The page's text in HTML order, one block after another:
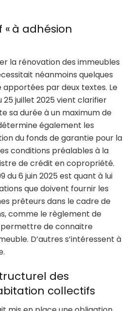
à adhésion
la rénovation des immeubles
néanmoins quelques
apportées par deux textes. Le
25 juillet 2025 vient clarifier
sa durée à un maximum de
également les
du fonds de garantie pour la
conditions préalables à la
de crédit en copropriété.
du 6 juin 2025 est quant à lui
que doivent fournir les
prêteurs dans le cadre de
comme le règlement de
de connaitre
D’autres s’intéressent à
des
collectifs